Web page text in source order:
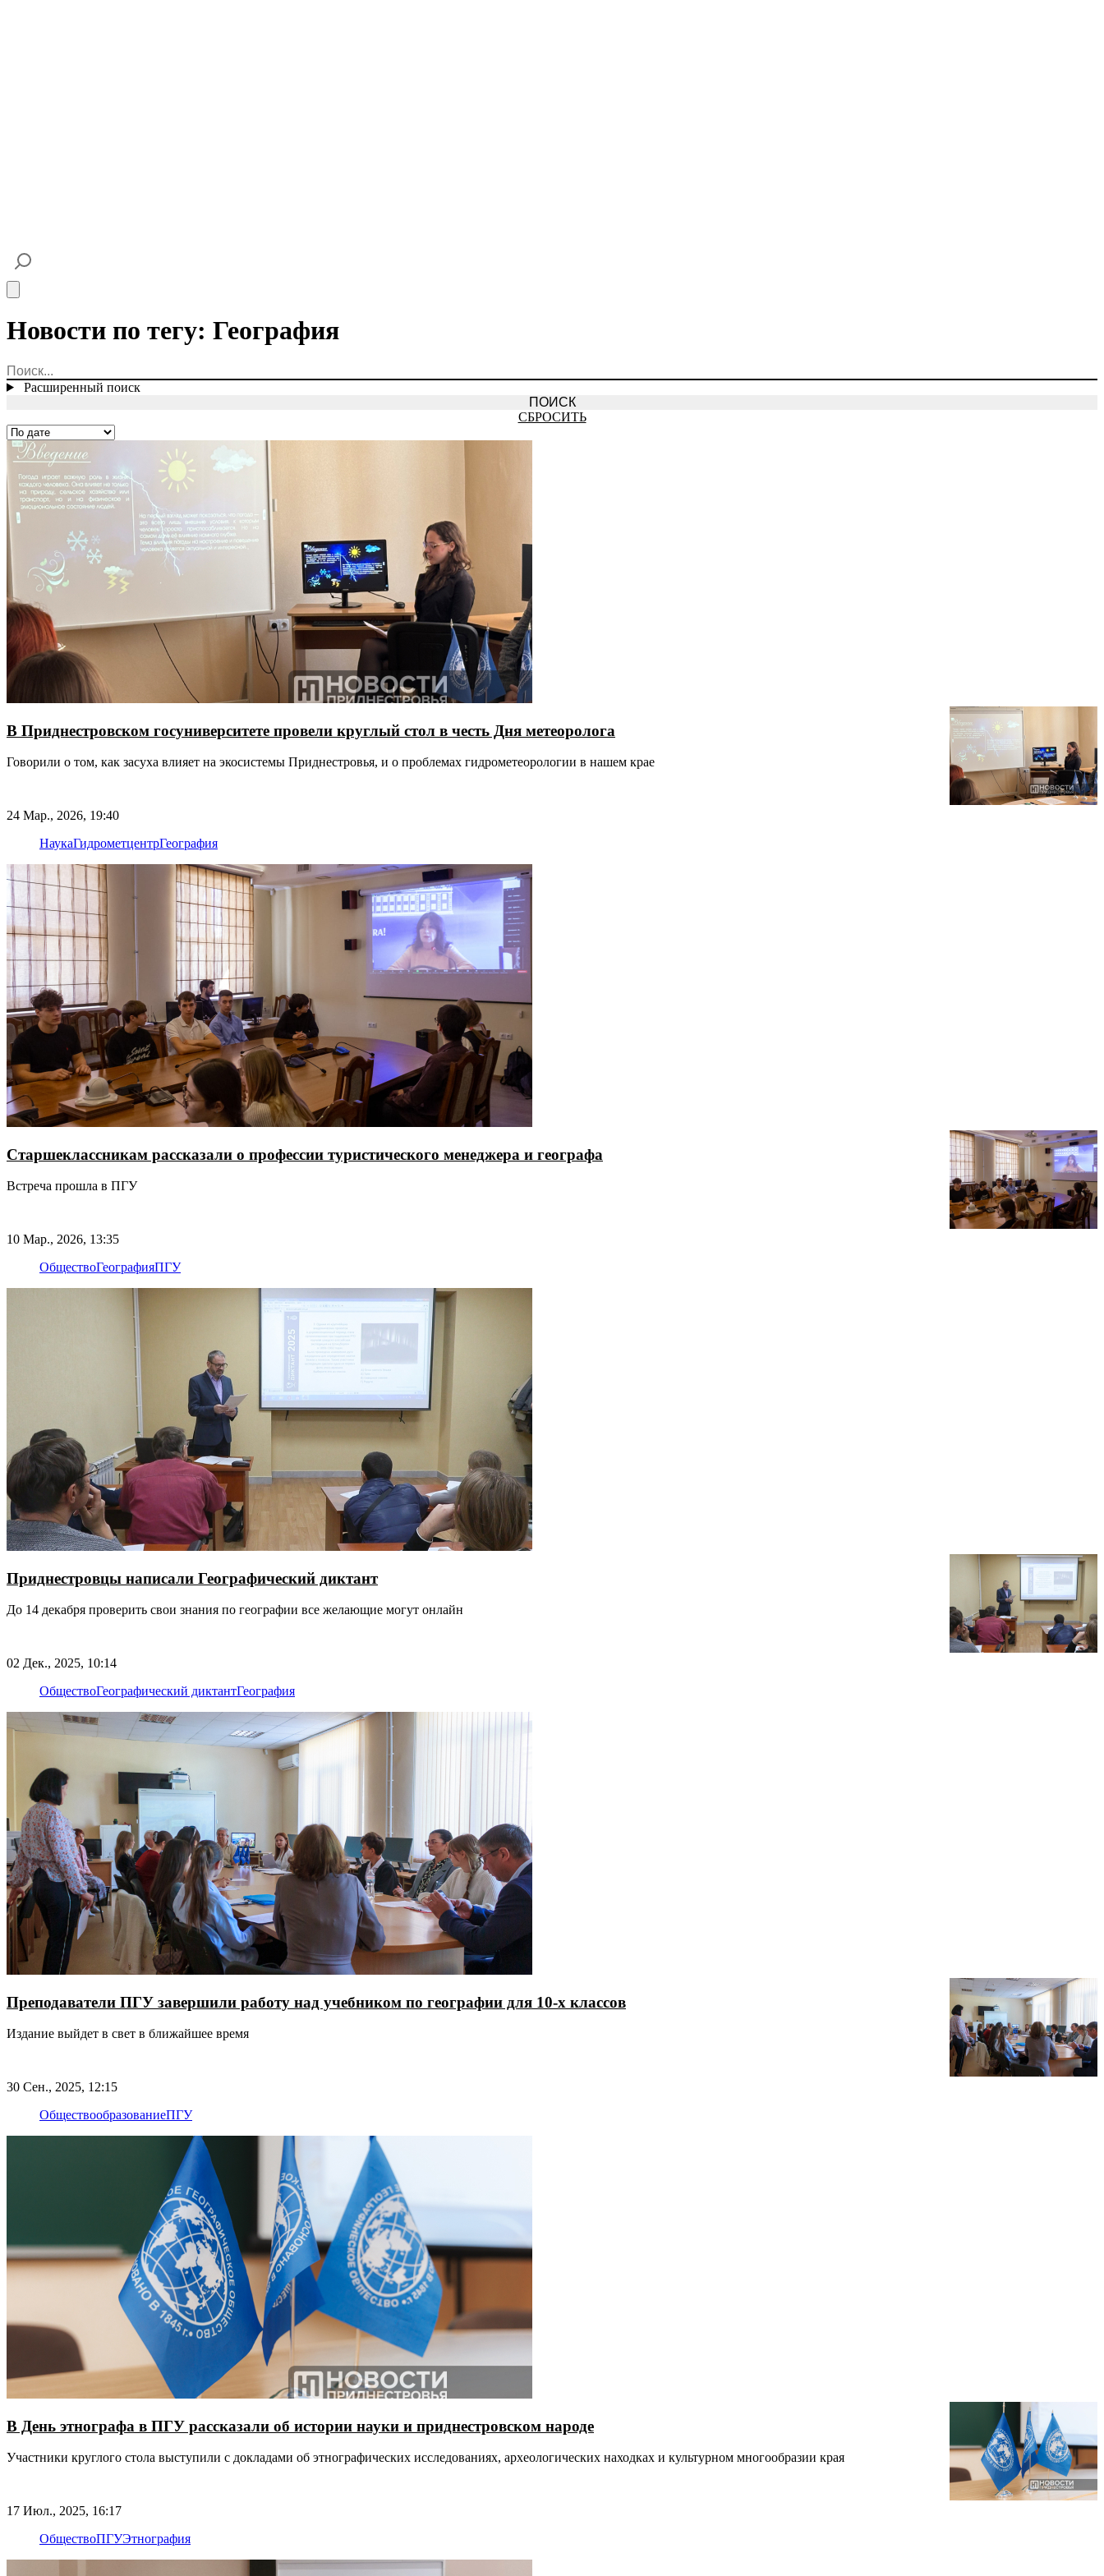
Новости по тегу: География
Расширенный поиск
СБРОСИТЬ
В Приднестровском госуниверситете провели круглый стол в честь Дня метеоролога
Говорили о том, как засуха влияет на экосистемы Приднестровья, и о проблемах гидрометеорологии в нашем крае
24 Мар., 2026, 19:40
НаукаГидрометцентрГеография
Старшеклассникам рассказали о профессии туристического менеджера и географа
Встреча прошла в ПГУ
10 Мар., 2026, 13:35
ОбществоГеографияПГУ
Приднестровцы написали Географический диктант
До 14 декабря проверить свои знания по географии все желающие могут онлайн
02 Дек., 2025, 10:14
ОбществоГеографический диктантГеография
Преподаватели ПГУ завершили работу над учебником по географии для 10-х классов
Издание выйдет в свет в ближайшее время
30 Сен., 2025, 12:15
ОбществообразованиеПГУ
В День этнографа в ПГУ рассказали об истории науки и приднестровском народе
Участники круглого стола выступили с докладами об этнографических исследованиях, археологических находках и культурном многообразии края
17 Июл., 2025, 16:17
ОбществоПГУЭтнография